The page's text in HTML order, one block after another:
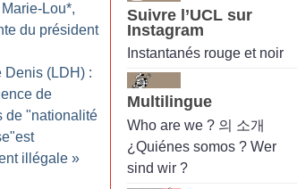
Lou*,
du président
Denis (LDH) :
de
de "nationalité
illégale »
Suivre l’UCL sur
Instagram
Instantanés rouge et noir
Multilingue
Who are we ? 의 소개
¿Quiénes somos ? Wer
sind wir ?